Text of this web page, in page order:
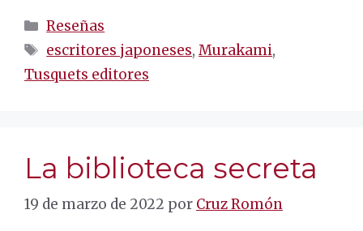
Categorías
Reseñas
Etiquetas
escritores japoneses,Murakami,
Tusquets editores
La biblioteca secreta
19 de marzo de 2022 por Cruz Romón